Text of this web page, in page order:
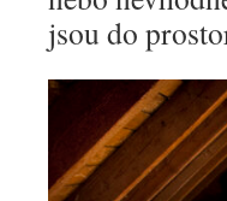
jsou do